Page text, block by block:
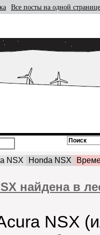
Все посты на одной странице
NSX Honda NSX
найдена в
NSX